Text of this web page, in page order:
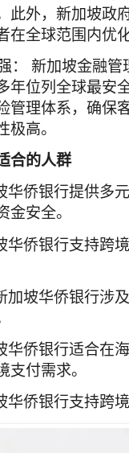
此外，新加坡政
在全球范围内优
： 新加坡金融
年位列全球最安
管理体系，确保
极高。
合的人群
华侨银行提供多
金安全。
华侨银行支持跨
加坡华侨银行涉
华侨银行适合在
支付需求。
华侨银行支持跨